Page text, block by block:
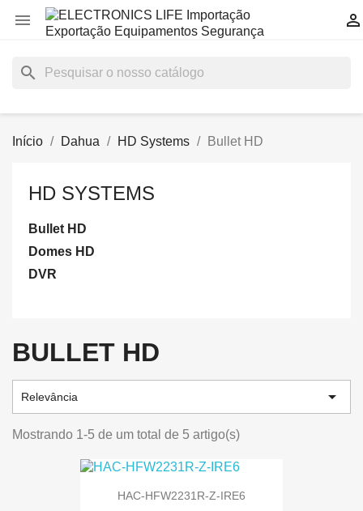
 
search
Início Dahua HD Systems Bullet HD
HD SYSTEMS
Bullet HD
Domes HD
DVR
BULLET HD
Relevância 
Mostrando 1-5 de um total de 5 artigo(s)
HAC-HFW2231R-Z-IRE6